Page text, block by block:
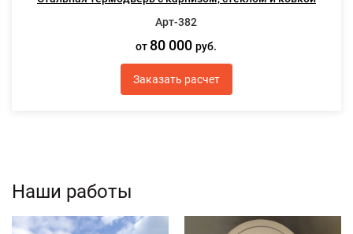
Арт-382
от 80 000руб.
Заказать расчет
Наши работы